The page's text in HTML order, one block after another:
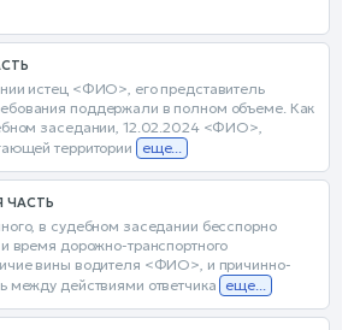
истец <ФИО>, его представитель
поддержали в полном объеме. Как
заседании, 12.02.2024 <ФИО>,
территории
еще...
ЧАСТЬ
в судебном заседании бесспорно
время дорожно-транспортного
вины водителя <ФИО>, и причинно-
между действиями ответчика еще...